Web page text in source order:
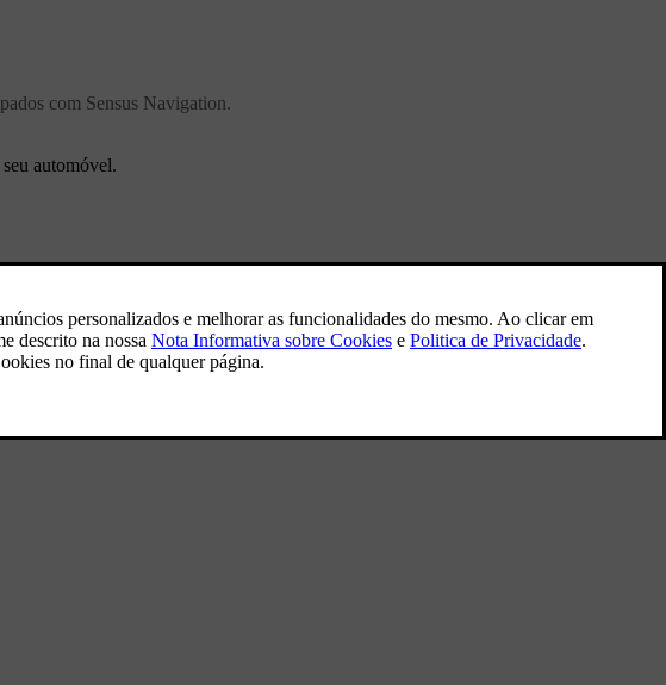
com Sensus Navigation.
automóvel.